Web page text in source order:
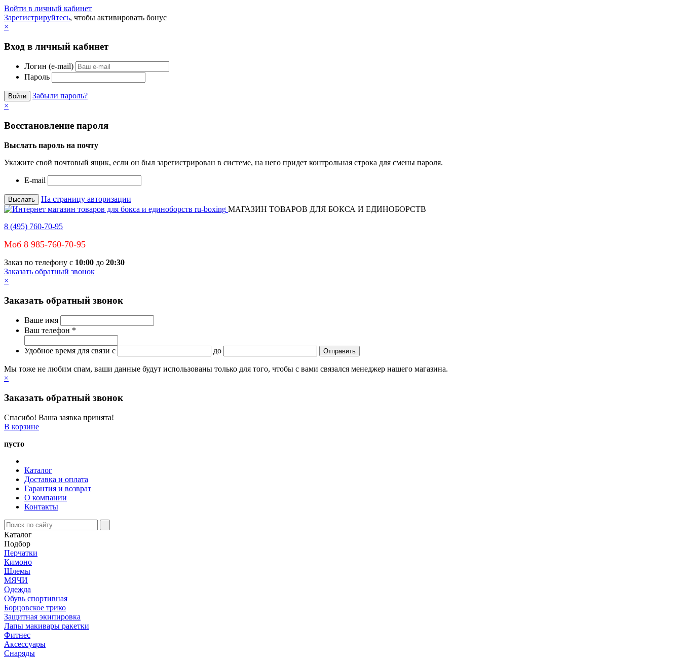
Войти в личный кабинет
Зарегистрируйтесь, чтобы активировать бонус
×
Вход в личный кабинет
Логин (e-mail)
Пароль
Забыли пароль?
×
Восстановление пароля
Выслать пароль на почту
Укажите свой почтовый ящик, если он был зарегистрирован в системе, на него придет контрольная строка для смены пароля.
E-mail
На страницу авторизации
МАГАЗИН ТОВАРОВ ДЛЯ БОКСА И ЕДИНОБОРСТВ
8 (495) 760-70-95
Моб 8 985-760-70-95
Заказ по телефону с 10:00 до 20:30
Заказать обратный звонок
×
Заказать обратный звонок
Ваше имя
Ваш телефон *
Удобное время для связи c до
Мы тоже не любим спам, ваши данные будут использованы только для того, чтобы с вами связался менеджер нашего магазина.
×
Заказать обратный звонок
Спасибо! Ваша заявка принята!
В корзине
пусто
Каталог
Доставка и оплата
Гарантия и возврат
О компании
Контакты
Каталог
Подбор
Перчатки
Кимоно
Шлемы
МЯЧИ
Одежда
Обувь спортивная
Борцовское трико
Защитная экипировка
Лапы макивары ракетки
Фитнес
Аксессуары
Снаряды